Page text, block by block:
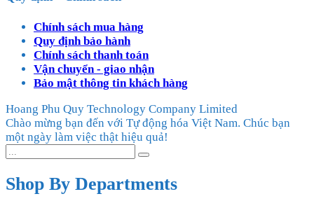
Chính sách mua hàng
Quy định bảo hành
Chính sách thanh toán
Vận chuyển - giao nhận
Bảo mật thông tin khách hàng
Hoang Phu Quy Technology Company Limited
Chào mừng bạn đến với Tự động hóa Việt Nam. Chúc bạn
một ngày làm việc thật hiệu quả!
Shop By Departments